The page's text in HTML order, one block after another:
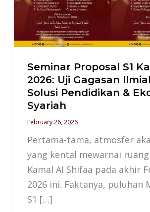
Seminar Proposal S1
2026: Uji Gagasan
Solusi Pendidikan &
Syariah
February 26, 2026
Pertama-tama, atmosfer
yang kental mewarnai
Kamal Al Shifaa pada akhir
2026 ini. Faktanya, puluhan
S1 […]
2026:
Uji
Gagasan
Ilmiah
demi
Solusi
Pendidikan
&
Ekonomi
Syariah